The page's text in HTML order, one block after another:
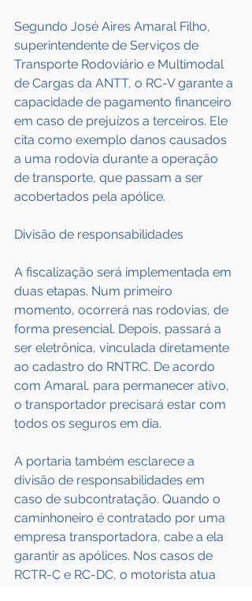
Segundo José Aires Amaral Filho,
superintendente de Serviços de
Transporte Rodoviário e Multimodal
de Cargas da ANTT, o RC-V garante a
capacidade de pagamento financeiro
em caso de prejuízos a terceiros. Ele
cita como exemplo danos causados
a uma rodovia durante a operação
de transporte, que passam a ser
acobertados pela apólice.
Divisão de responsabilidades
A fiscalização será implementada em
duas etapas. Num primeiro
momento, ocorrerá nas rodovias, de
forma presencial. Depois, passará a
ser eletrônica, vinculada diretamente
ao cadastro do RNTRC. De acordo
com Amaral, para permanecer ativo,
o transportador precisará estar com
todos os seguros em dia.
A portaria também esclarece a
divisão de responsabilidades em
caso de subcontratação. Quando o
caminhoneiro é contratado por uma
empresa transportadora, cabe a ela
garantir as apólices. Nos casos de
RCTR-C e RC-DC, o motorista atua